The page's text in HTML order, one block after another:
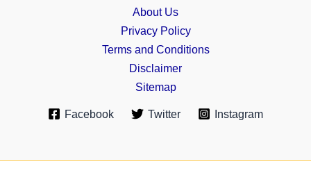
About Us
Privacy Policy
Terms and Conditions
Disclaimer
Sitemap
Facebook Twitter Instagram